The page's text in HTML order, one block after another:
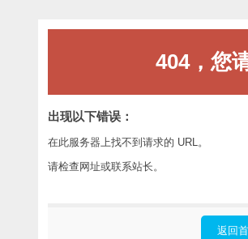
404，您
出现以下错误：
在此服务器上找不到请求的 URL。
请检查网址或联系站长。
返回